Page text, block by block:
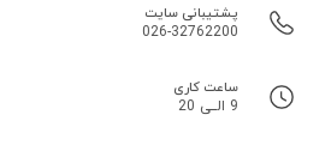
پشتیبانی سایت
026-32762200
ساعت کاری
9 الــی 20